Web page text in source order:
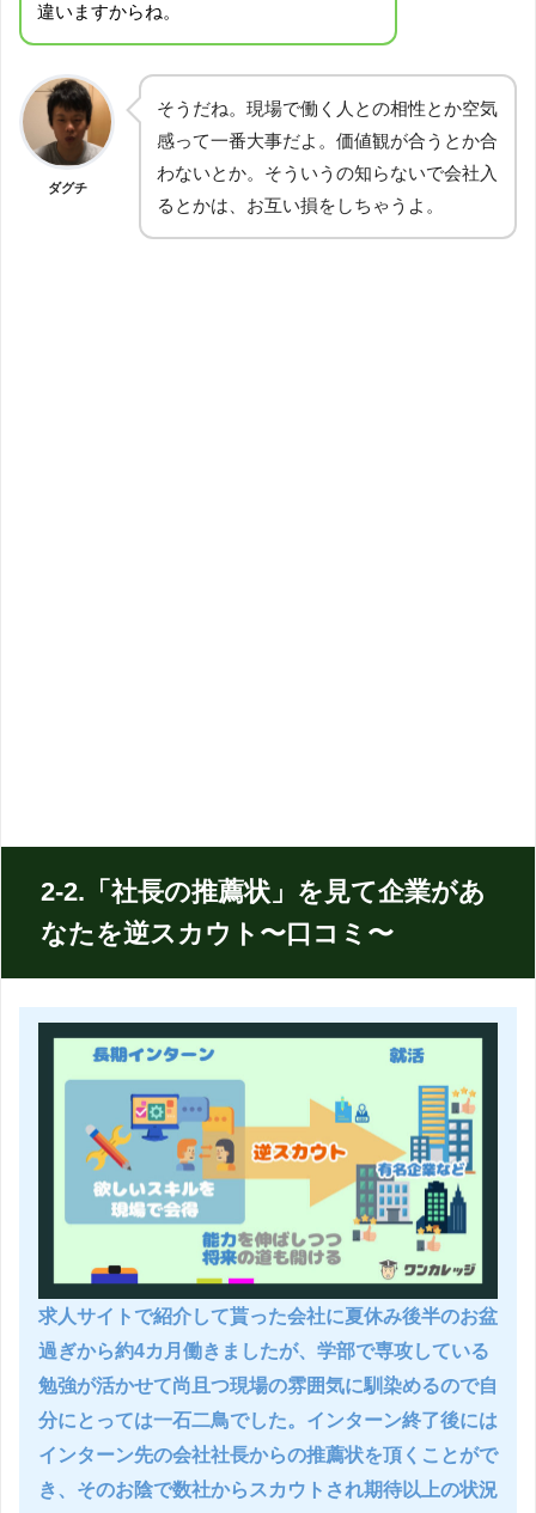
違いますからね。
ダグチ
そうだね。現場で働く人との相性とか空気
感って一番大事だよ。価値観が合うとか合
わないとか。そういうの知らないで会社入
るとかは、お互い損をしちゃうよ。
2-2.「社長の推薦状」を見て企業があ
なたを逆スカウト〜口コミ〜
求人サイトで紹介して貰った会社に夏休み後半のお盆
過ぎから約4カ月働きましたが、学部で専攻している
勉強が活かせて尚且つ現場の雰囲気に馴染めるので自
分にとっては一石二鳥でした。インターン終了後には
インターン先の会社社長からの推薦状を頂くことがで
き、そのお陰で数社からスカウトされ期待以上の状況